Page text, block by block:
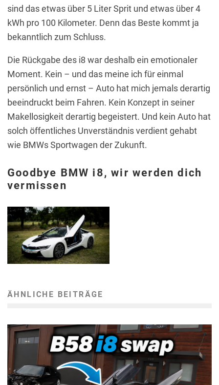
sind das etwas über 5 Liter Sprit und etwas über 4
kWh pro 100 Kilometer. Denn das Beste kommt ja
bekanntlich zum Schluss.
Die Rückgabe des i8 war deshalb ein emotionaler
Moment. Kein – und das meine ich für einmal
persönlich und ernst – Auto hat mich jemals derartig
beeindruckt beim Fahren. Kein Konzept in seiner
Makellosigkeit derartig begeistert. Und kein Auto hat
solch öffentliches Unverständnis verdient gehabt
wie BMWs Sportwagen der Zukunft.
Goodbye BMW i8, wir werden dich
vermissen
ÄHNLICHE BEITRÄGE